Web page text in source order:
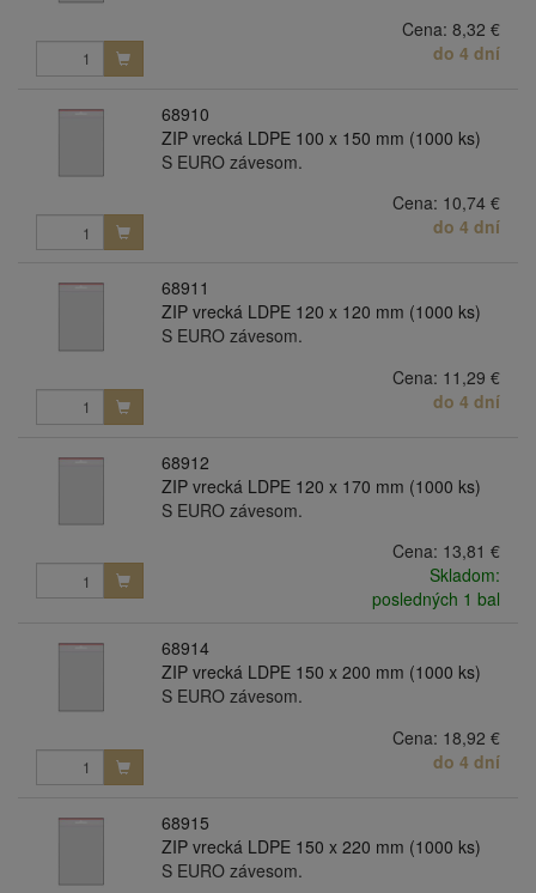
Cena: 8,32 €
do 4 dní
68910
ZIP vrecká LDPE 100 x 150 mm (1000 ks)
S EURO závesom.
Cena: 10,74 €
do 4 dní
68911
ZIP vrecká LDPE 120 x 120 mm (1000 ks)
S EURO závesom.
Cena: 11,29 €
do 4 dní
68912
ZIP vrecká LDPE 120 x 170 mm (1000 ks)
S EURO závesom.
Cena: 13,81 €
Skladom:
posledných 1 bal
68914
ZIP vrecká LDPE 150 x 200 mm (1000 ks)
S EURO závesom.
Cena: 18,92 €
do 4 dní
68915
ZIP vrecká LDPE 150 x 220 mm (1000 ks)
S EURO závesom.